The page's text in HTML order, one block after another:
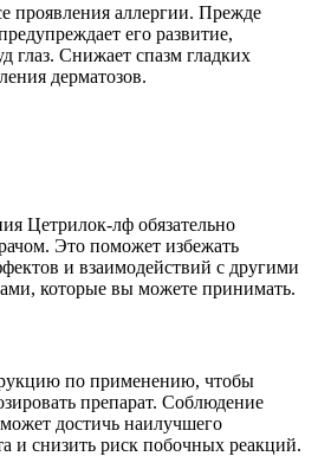
проявления аллергии. Прежде
его развитие,
глаз. Снижает спазм гладких
дерматозов.
Цетрилок-лф обязательно
Это поможет избежать
и взаимодействий с другими
которые вы можете принимать.
по применению, чтобы
препарат. Соблюдение
достичь наилучшего
и снизить риск побочных реакций.